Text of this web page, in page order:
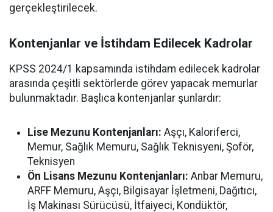
gerçekleştirilecek.
Kontenjanlar ve İstihdam Edilecek Kadrolar
KPSS 2024/1 kapsamında istihdam edilecek kadrolar
arasında çeşitli sektörlerde görev yapacak memurlar
bulunmaktadır. Başlıca kontenjanlar şunlardır:
Lise Mezunu Kontenjanları: Aşçı, Kaloriferci,
Memur, Sağlık Memuru, Sağlık Teknisyeni, Şoför,
Teknisyen
Ön Lisans Mezunu Kontenjanları: Anbar Memuru,
ARFF Memuru, Aşçı, Bilgisayar İşletmeni, Dağıtıcı,
İş Makinası Sürücüsü, İtfaiyeci, Kondüktör,